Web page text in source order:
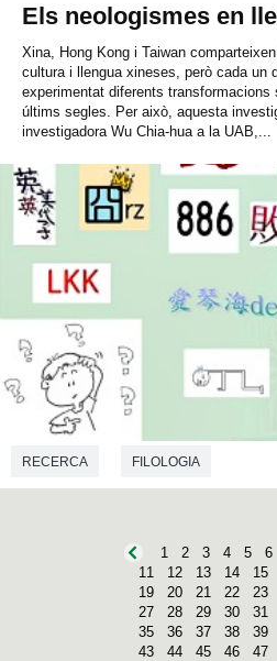
Els neologismes en
Xina, Hong Kong i Taiwan
cultura i llengua xineses, però cada un
experimentat diferents
últims segles. Per això, aquesta
investigadora Wu Chia-hua a la UAB,...
RECERCA FILOLOGIA
1 2 3 4 5 6
11
12 13 14 15
19
20 21 22 23
27
28 29 30 31
35
36 37 38 39
43
44 45 46 47